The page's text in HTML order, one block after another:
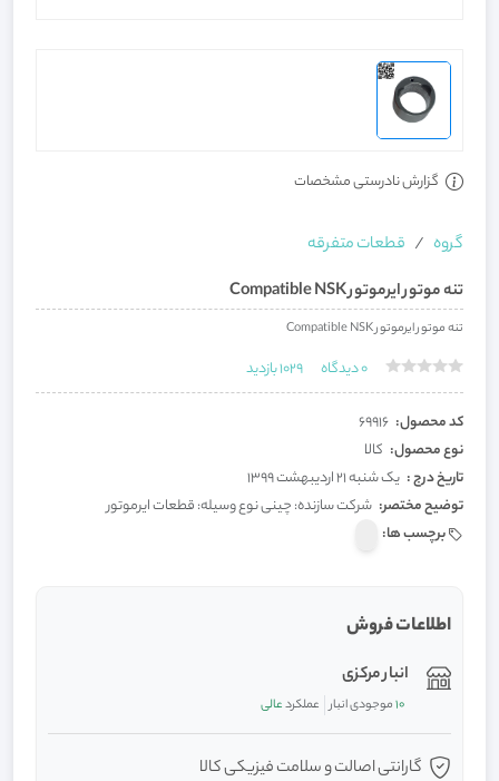
گزارش نادرستی مشخصات
گروه
قطعات متفرقه
تنه موتور ایرموتور Compatible NSK
تنه موتور ایرموتور Compatible NSK
0دیدگاه 1029بازدید
کد محصول: 69916
نوع محصول: کالا
تاریخ درج : یک شنبه 21 اردیبهشت 1399
توضیح مختصر: شرکت سازنده: چینی نوع وسیله: قطعات ایرموتور
برچسب ها:
اطلاعات فروش
انبار مرکزی
10موجودی انبار عملکردعالی
گارانتی اصالت و سلامت فیزیکی کالا